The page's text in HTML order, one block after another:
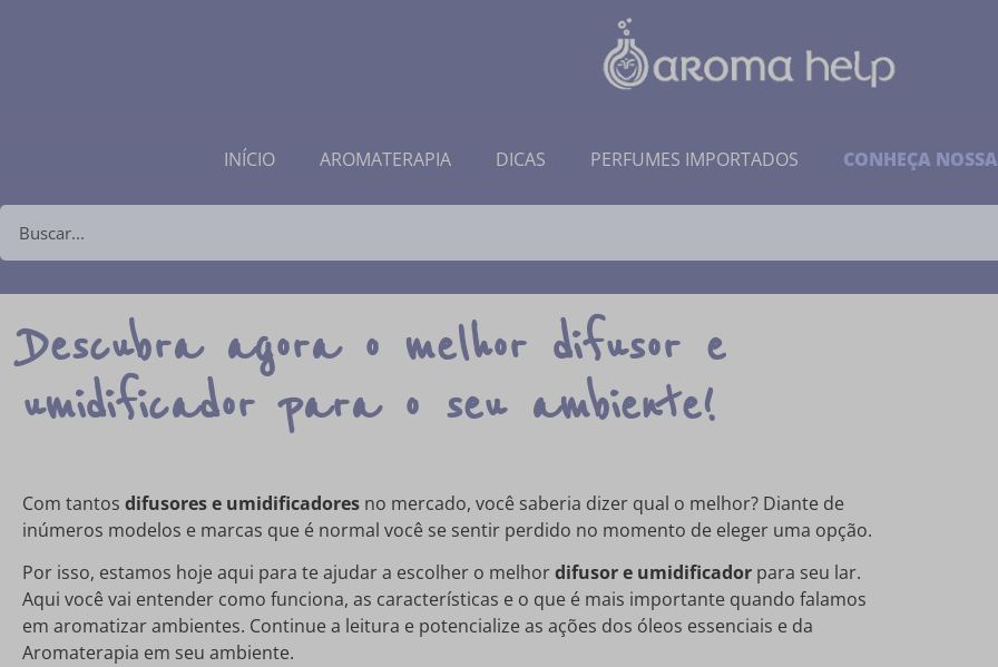
INÍCIO AROMATERAPIA DICAS PERFUMES IMPORTADOS CONHEÇA
Descubra agora o melhor difusor e
umidificador para o seu ambiente!
Com tantos difusores e umidificadores no mercado, você saberia dizer qual o melhor? Diante de
inúmeros modelos e marcas que é normal você se sentir perdido no momento de eleger uma opção.
Por isso, estamos hoje aqui para te ajudar a escolher o melhordifusor e umidificador para seu lar.
Aqui você vai entender como funciona, as características e o que é mais importante quando falamos
em aromatizar ambientes. Continue a leitura e potencialize as ações dos óleos essenciais e da
Aromaterapia em seu ambiente.